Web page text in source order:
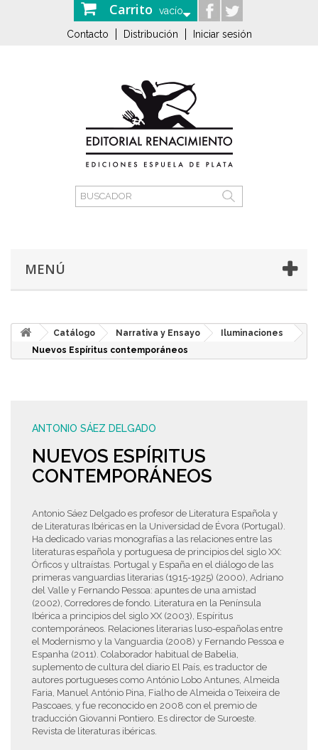
Carrito vacío
Contacto Distribución Iniciar sesión
MENÚ
Catálogo Narrativa y Ensayo
Iluminaciones
Nuevos Espíritus contemporáneos
ANTONIO SÁEZ DELGADO
NUEVOS ESPÍRITUS
CONTEMPORÁNEOS
Antonio Sáez Delgado es profesor de Literatura Española y
de Literaturas Ibéricas en la Universidad de Évora (Portugal).
Ha dedicado varias monografías a las relaciones entre las
literaturas española y portuguesa de principios del siglo XX:
Órficos y ultraístas. Portugal y España en el diálogo de las
primeras vanguardias literarias (1915-1925) (2000), Adriano
del Valle y Fernando Pessoa: apuntes de una amistad
(2002), Corredores de fondo. Literatura en la Península
Ibérica a principios del siglo XX (2003), Espíritus
contemporáneos. Relaciones literarias luso-españolas entre
el Modernismo y la Vanguardia (2008) y Fernando Pessoa e
Espanha (2011). Colaborador habitual de Babelia,
suplemento de cultura del diario El País, es traductor de
autores portugueses como António Lobo Antunes, Almeida
Faria, Manuel António Pina, Fialho de Almeida o Teixeira de
Pascoaes, y fue reconocido en 2008 con el premio de
traducción Giovanni Pontiero. Es director de Suroeste.
Revista de literaturas ibéricas.